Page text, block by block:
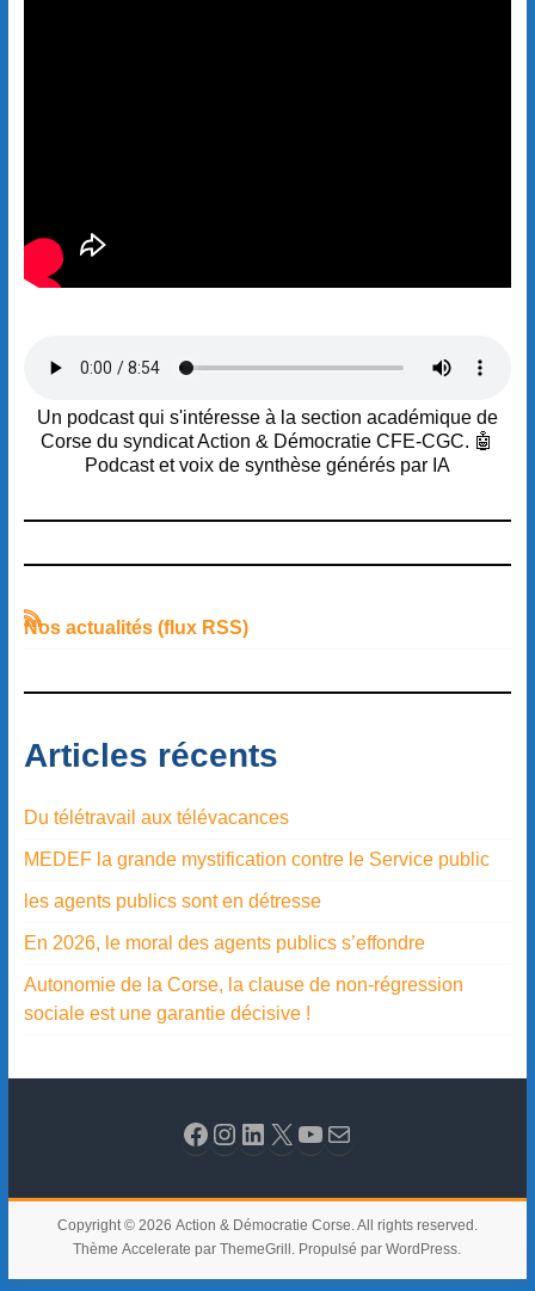
Un podcast qui s'intéresse à la section académique de
Corse du syndicat Action & Démocratie CFE-CGC. 🤖
Podcast et voix de synthèse générés par IA
Nos actualités (flux RSS)
Articles récents
Du télétravail aux télévacances
MEDEF la grande mystification contre le Service public
les agents publics sont en détresse
En 2026, le moral des agents publics s’effondre
Autonomie de la Corse, la clause de non-régression
sociale est une garantie décisive !
Copyright © 2026 Action & Démocratie Corse. All rights reserved.
ThèmeAccelerate par ThemeGrill. Propulsé parWordPress.